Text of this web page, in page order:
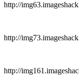
http://
http://
http://